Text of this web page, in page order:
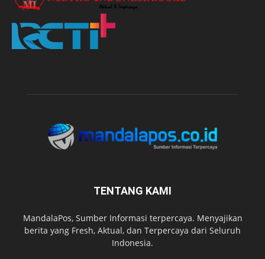
TENTANG KAMI
MandalaPos, Sumber Informasi terpercaya. Menyajikan
berita yang Fresh, Aktual, dan Terpercaya dari Seluruh
Indonesia.